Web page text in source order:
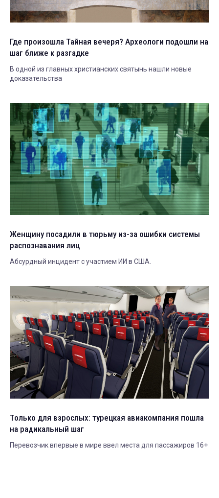
Где произошла Тайная вечеря? Археологи подошли на
шаг ближе к разгадке
В одной из главных христианских святынь нашли новые
доказательства
Женщину посадили в тюрьму из-за ошибки системы
распознавания лиц
Абсурдный инцидент с участием ИИ в США.
Только для взрослых: турецкая авиакомпания пошла
на радикальный шаг
Перевозчик впервые в мире ввел места для пассажиров 16+